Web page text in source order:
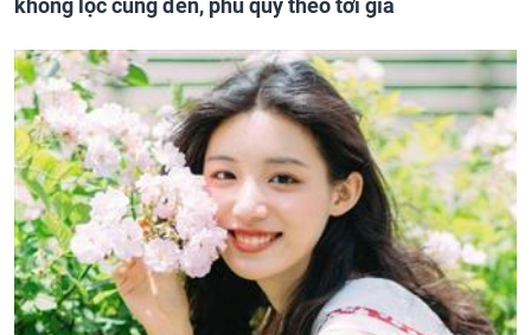
không lộc cũng đến, phú quý theo tới già